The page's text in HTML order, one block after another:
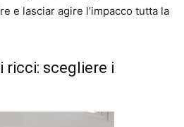
e lasciar agire l’impacco tutta la
ricci: scegliere i